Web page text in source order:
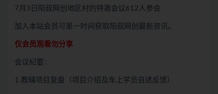
7月3日阳叔网创地区村的特邀会议612人参会
加入本站会员可第一时间获取阳叔网创最新资讯。
仅会员观看勿分享
会议纪要：
1.教辅项目复盘（项目介绍及车上学员自述反馈）